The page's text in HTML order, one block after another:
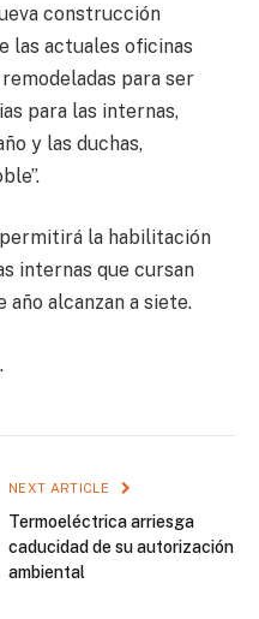
construcción
las actuales oficinas
para ser
para las internas,
y las duchas,
la habilitación
internas que cursan
alcanzan a siete.
NEXT ARTICLE
Termoeléctrica arriesga
caducidad de su autorización
ambiental